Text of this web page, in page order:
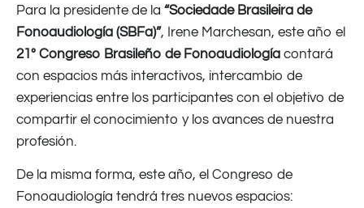
Para la presidente de la “Sociedade Brasileira de
Fonoaudiología (SBFa)”, Irene Marchesan, este año el
21º Congreso Brasileño de Fonoaudiología contará
con espacios más interactivos, intercambio de
experiencias entre los participantes con el objetivo de
compartir el conocimiento y los avances de nuestra
profesión.
De la misma forma, este año, el Congreso de
Fonoaudiología tendrá tres nuevos espacios: